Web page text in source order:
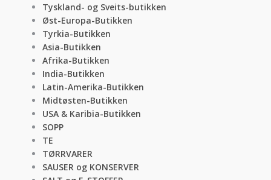
Tyskland- og Sveits-butikken
Øst-Europa-Butikken
Tyrkia-Butikken
Asia-Butikken
Afrika-Butikken
India-Butikken
Latin-Amerika-Butikken
Midtøsten-Butikken
USA & Karibia-Butikken
SOPP
TE
TØRRVARER
SAUSER og KONSERVER